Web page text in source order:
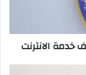
خدمة الانترنت